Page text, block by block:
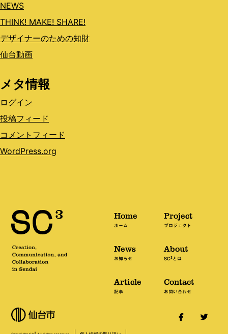
NEWS
THINK! MAKE! SHARE!
デザイナーのための知財
仙台動画
メタ情報
ログイン
投稿フィード
コメントフィード
WordPress.org
Home
ホーム
News
お知らせ
Article
記事
Project
プロジェクト
About
SC3とは
Contact
お問い合わせ
3